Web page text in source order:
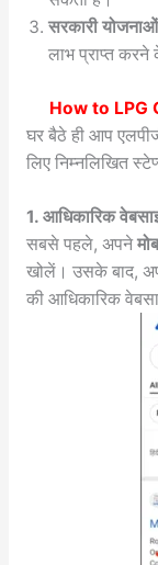
सरकारी
लाभ प्राप्त
How to LPG
घर बैठे ही आप
लिए निम्नलिखित
1. आधिकारिक
सबसे पहले, अपने
खोलें। उसके बाद,
की आधिकारिक